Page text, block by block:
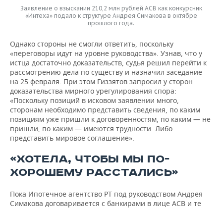
Заявление о взыскании 210,2 млн рублей АСВ как конкурсник
«Интеха» подало к структуре Андрея Симакова в октябре
прошлого года.
Однако стороны не смогли ответить, поскольку
«переговоры идут на уровне руководства». Узнав, что у
истца достаточно доказательств, судья решил перейти к
рассмотрению дела по существу и назначил заседание
на 25 февраля. При этом Гиззятов запросил у сторон
доказательства мирного урегулирования спора:
«Поскольку позиций в исковом заявлении много,
сторонам необходимо представить сведения, по каким
позициям уже пришли к договоренностям, по каким — не
пришли, по каким — имеются трудности. Либо
представить мировое соглашение».
«ХОТЕЛА, ЧТОБЫ МЫ ПО-
ХОРОШЕМУ РАССТАЛИСЬ»
Пока Ипотечное агентство РТ под руководством Андрея
Симакова договаривается с банкирами в лице АСВ и те